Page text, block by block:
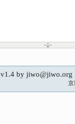
v1.4 by
京